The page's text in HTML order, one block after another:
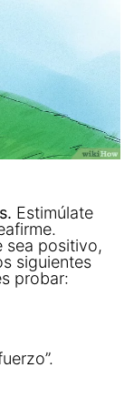
Estimúlate
sea positivo,
siguientes
probar: